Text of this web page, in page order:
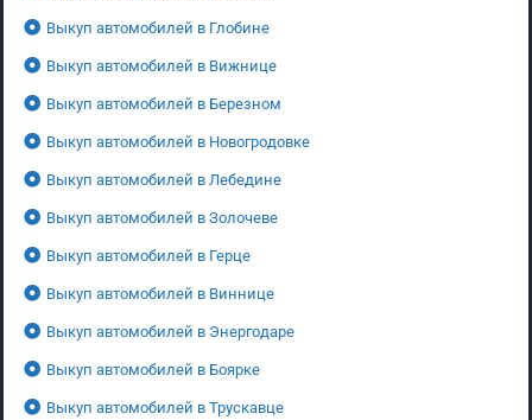
Выкуп автомобилей в Глобине
Выкуп автомобилей в Вижнице
Выкуп автомобилей в Березном
Выкуп автомобилей в Новогродовке
Выкуп автомобилей в Лебедине
Выкуп автомобилей в Золочеве
Выкуп автомобилей в Герце
Выкуп автомобилей в Виннице
Выкуп автомобилей в Энергодаре
Выкуп автомобилей в Боярке
Выкуп автомобилей в Трускавце